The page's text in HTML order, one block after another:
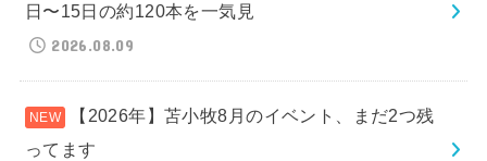
日〜15日の約120本を一気見
2026.08.09
【2026年】苫小牧8月のイベント、まだ2つ残
ってます